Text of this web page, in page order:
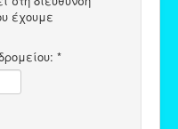
έχουμε
*